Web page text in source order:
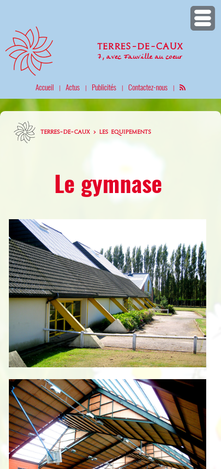
Terres-de-Caux
7, avec Fauville au coeur
Accueil | Actus | Publicités | Contactez-nous |
TERRES-DE-CAUX > LES EQUIPEMENTS
Le gymnase